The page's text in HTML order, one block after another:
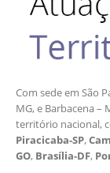
Com sede em São
MG, e Barbacena –
território nacional,
Piracicaba-SP,
GO, Brasília-DF,